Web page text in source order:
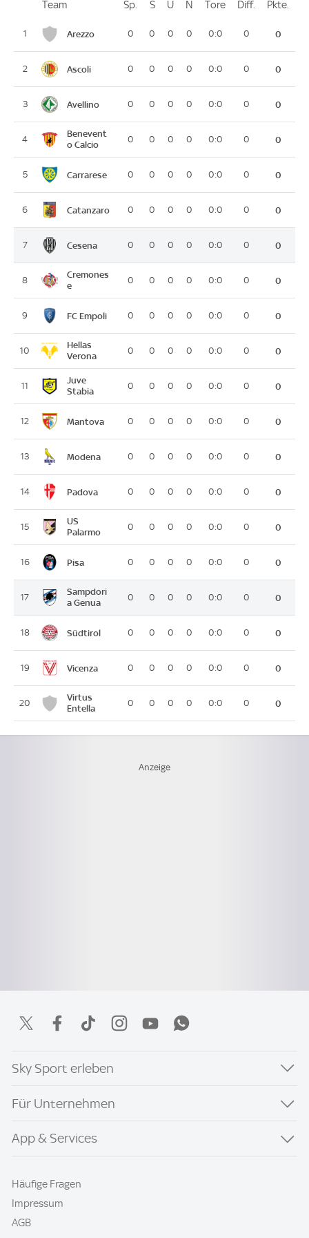
PlatzTeam Sp. Spiele
SSiege
U Unentschieden
N Niederlagen
Tore ToreDiff. Differenz
Pkte.
1 Arezzo 0 0 0 0 0:0 0 0
2 Ascoli 0 0 0 0 0:0 0 0
3 Avellino 0 0 0 0 0:0 0 0
4
Benevent
o Calcio
0 0 0 0 0:0 0 0
5 Carrarese 0 0 0 0 0:0 0 0
6 Catanzaro 0 0 0 0 0:0 0 0
7 Cesena 0 0 0 0 0:0 0 0
8
Cremones
e
0 0 0 0 0:0 0 0
9 FC Empoli 0 0 0 0 0:0 0 0
10
Hellas
Verona
0 0 0 0 0:0 0 0
11
Juve
Stabia
0 0 0 0 0:0 0 0
12 Mantova 0 0 0 0 0:0 0 0
13 Modena 0 0 0 0 0:0 0 0
14 Padova 0 0 0 0 0:0 0 0
15
US
Palarmo
0 0 0 0 0:0 0 0
16 Pisa 0 0 0 0 0:0 0 0
17
Sampdori
a Genua
0 0 0 0 0:0 0 0
18 Südtirol 0 0 0 0 0:0 0 0
19 Vicenza 0 0 0 0 0:0 0 0
20
Virtus
Entella
0 0 0 0 0:0 0 0
Sky Sport erleben
Für Unternehmen
App & Services
Häufige Fragen
Impressum
AGB